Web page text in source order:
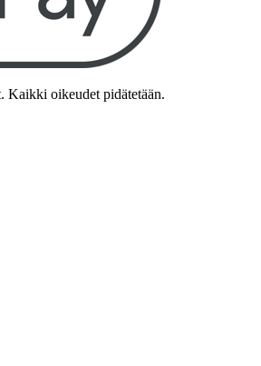
Kaikki oikeudet pidätetään.